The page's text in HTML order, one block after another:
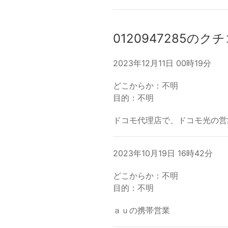
0120947285のクチ
2023年12月11日 00時19分
どこからか：不明
目的：不明
ドコモ代理店で、ドコモ光の営
2023年10月19日 16時42分
どこからか：不明
目的：不明
ａｕの携帯営業